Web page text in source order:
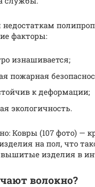
факторы:
изнашивается;
пожарная
к деформации;
экологичность.
Ковры (107 фото) —
на пол, что
изделия в
волокно?